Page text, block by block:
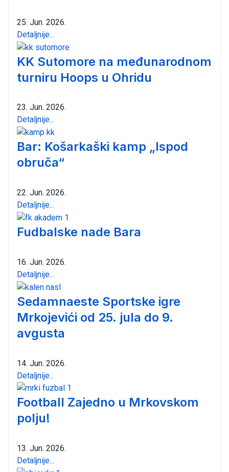
25. Jun. 2026.
Detaljnije...
KK Sutomore na međunarodnom
turniru Hoops u Ohridu
23. Jun. 2026.
Detaljnije...
Bar: Košarkaški kamp „Ispod
obruča“
22. Jun. 2026.
Detaljnije...
Fudbalske nade Bara
16. Jun. 2026.
Detaljnije...
Sedamnaeste Sportske igre
Mrkojevići od 25. jula do 9.
avgusta
14. Jun. 2026.
Detaljnije...
Football Zajedno u Mrkovskom
polju!
13. Jun. 2026.
Detaljnije...